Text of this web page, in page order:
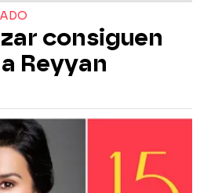
consiguen
Reyyan